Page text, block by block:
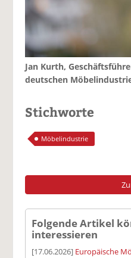
Jan Kurth,
deutschen
Stichworte
Möbelindustrie
Folgende Artikel
interessieren
[17.06.2026] Europäische